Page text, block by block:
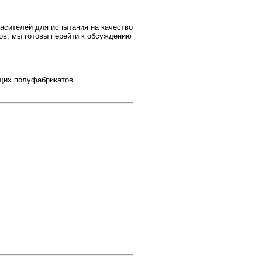
для испытания на качество
мы готовы перейти к обсуждению
полуфабрикатов.